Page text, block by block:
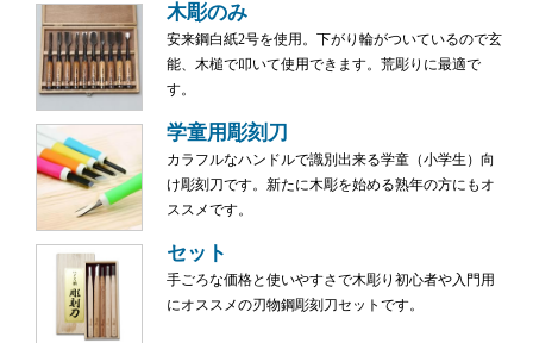
木彫のみ
安来鋼白紙2号を使用。下がり輪がついているので玄
能、木槌で叩いて使用できます。荒彫りに最適で
す。
学童用彫刻刀
カラフルなハンドルで識別出来る学童（小学生）向
け彫刻刀です。新たに木彫を始める熟年の方にもオ
ススメです。
セット
手ごろな価格と使いやすさで木彫り初心者や入門用
にオススメの刃物鋼彫刻刀セットです。